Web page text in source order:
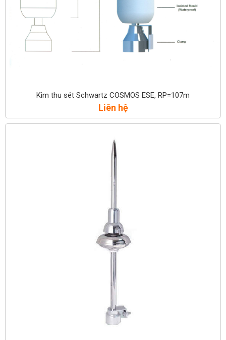
Kim thu sét Schwartz COSMOS ESE, RP=107m
Liên hệ